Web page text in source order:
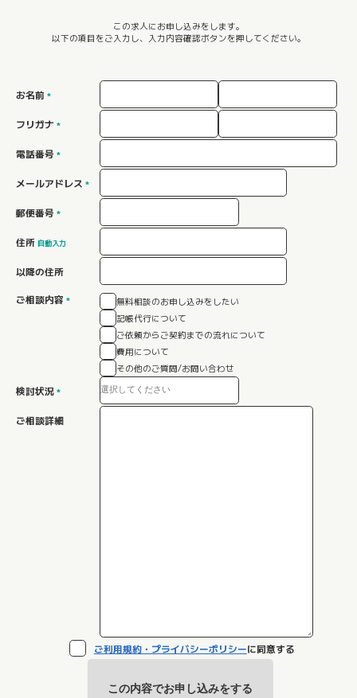
この求人にお申し込みをします。
以下の項目をご入力し、入力内容確認ボタンを押してください。
お名前 *
フリガナ *
電話番号 *
メールアドレス *
郵便番号 *
住所 自動入力
以降の住所
ご相談内容 *
無料相談のお申し込みをしたい
記帳代行について
ご依頼からご契約までの流れについて
費用について
その他のご質問/お問い合わせ
検討状況 *
ご相談詳細
ご利用規約・プライバシーポリシーに同意する